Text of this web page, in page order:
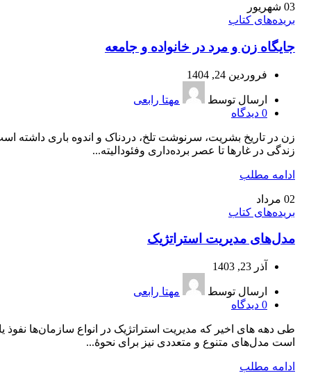
03 شهریور
بریده‌های کتاب
جايگاه زن و مرد در خانواده و جامعه
فروردین 24, 1404
ارسال توسط
مهتا رابعی
0 دیدگاه
زن در تاريخ بشريت، سرنوشت تلخ، دردناک و اندوه باری داشته
زندگی در غارها تا عصر برده‌داری وفئوداليته...
ادامه مطلب
02 مرداد
بریده‌های کتاب
مدل‌‌های مدیریت استراتژیک
آذر 23, 1403
ارسال توسط
مهتا رابعی
0 دیدگاه
طی دهه‌ های اخیر که مدیریت استراتژیک در انواع سازمان‌ها نفوذ
است مدل‌های متنوع و متعددی نیز برای نحوۀ...
ادامه مطلب